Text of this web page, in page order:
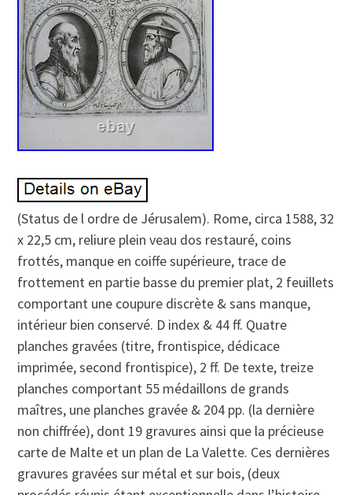
(Status de l ordre de Jérusalem). Rome, circa 1588, 32
x 22,5 cm, reliure plein veau dos restauré, coins
frottés, manque en coiffe supérieure, trace de
frottement en partie basse du premier plat, 2 feuillets
comportant une coupure discrète & sans manque,
intérieur bien conservé. D index & 44 ff. Quatre
planches gravées (titre, frontispice, dédicace
imprimée, second frontispice), 2 ff. De texte, treize
planches comportant 55 médaillons de grands
maîtres, une planches gravée & 204 pp. (la dernière
non chiffrée), dont 19 gravures ainsi que la précieuse
carte de Malte et un plan de La Valette. Ces dernières
gravures gravées sur métal et sur bois, (deux